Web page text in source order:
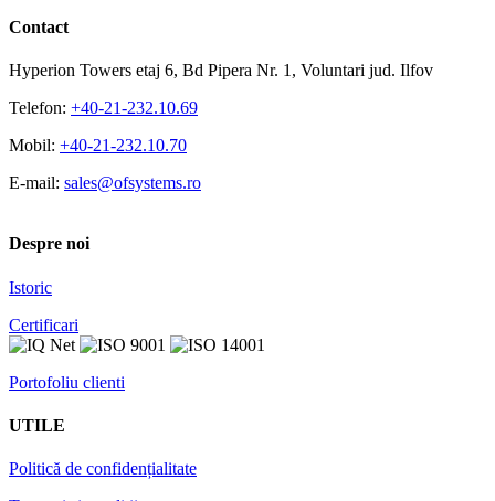
Contact
Hyperion Towers etaj 6, Bd Pipera Nr. 1, Voluntari jud. Ilfov
Telefon: +40-21-232.10.69
Mobil: +40-21-232.10.70
E-mail: sales@ofsystems.ro
Despre noi
Istoric
Certificari
Portofoliu clienti
UTILE
Politică de confidențialitate